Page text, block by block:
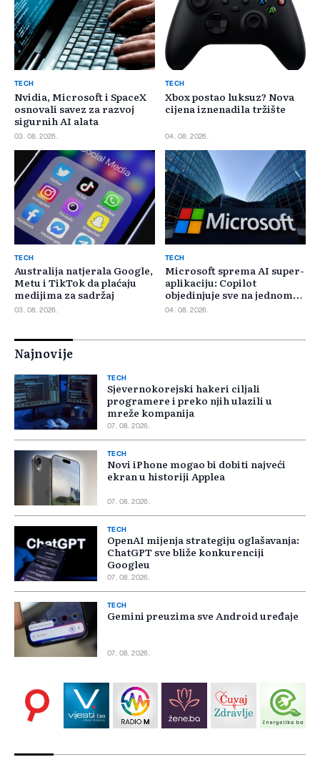
TECH
Nvidia, Microsoft i SpaceX
osnovali savez za razvoj
sigurnih AI alata
03. 08. 2026.
TECH
Xbox postao luksuz? Nova
cijena iznenadila tržište
04. 08. 2026.
TECH
Australija natjerala Google,
Metu i TikTok da plaćaju
medijima za sadržaj
03. 08. 2026.
TECH
Microsoft sprema AI super-
aplikaciju: Copilot
objedinjuje sve na jednom
mjestu
04. 08. 2026.
Najnovije
TECH
Sjevernokorejski hakeri ciljali
programere i preko njih ulazili u
mreže kompanija
07. 08. 2026.
TECH
Novi iPhone mogao bi dobiti najveći
ekran u historiji Applea
07. 08. 2026.
TECH
OpenAI mijenja strategiju oglašavanja:
ChatGPT sve bliže konkurenciji
Googleu
07. 08. 2026.
TECH
Gemini preuzima sve Android uređaje
07. 08. 2026.